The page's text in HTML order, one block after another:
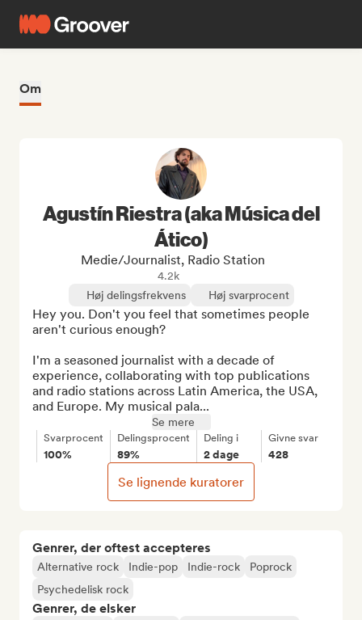
Om
Genrer, der oftest accepteres
Alternative rock Indie-pop Indie-rock
Poprock
Psychedelisk rock
Genrer, de elsker
Agustín Riestra (aka Música del
Ático)
Medie/journalist, Radio Station
4.2k
Høj delingsfrekvens
Høj svarprocent
Hey you. Don't you feel that sometimes people
aren't curious enough?
I'm a seasoned journalist with a decade of
experience, collaborating with top publications
and radio stations across Latin America, the USA,
and Europe. My musical pala...
Se mere
Svarprocent
100%
Delingsprocent
89%
Deling i
2 dage
Givne svar
428
Se lignende kuratorer